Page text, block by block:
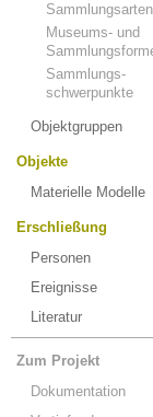
Sammlungsarten
Museums- und
Sammlungs-
schwerpunkte
Objektgruppen
Objekte
Materielle Modelle
Erschließung
Personen
Ereignisse
Literatur
Zum Projekt
Dokumentation